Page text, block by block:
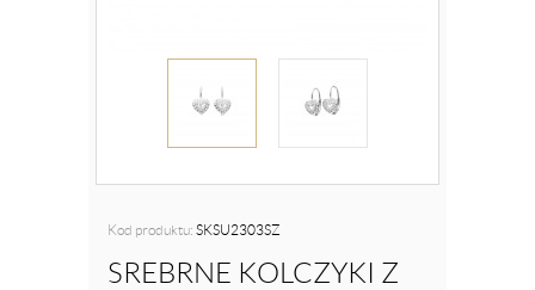
Kod produktu: SKSU2303SZ
SREBRNE KOLCZYKI Z